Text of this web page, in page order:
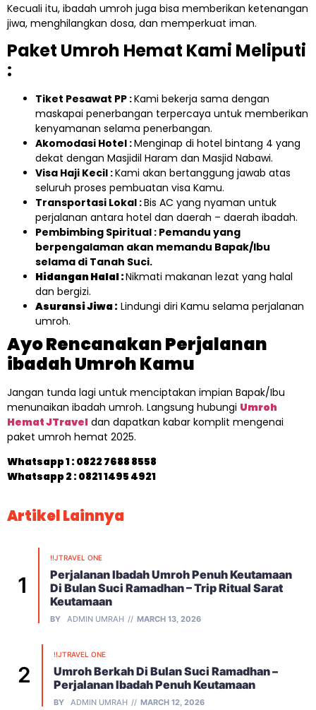
Kecuali itu, ibadah umroh juga bisa memberikan ketenangan
jiwa, menghilangkan dosa, dan memperkuat iman.
Paket Umroh Hemat Kami Meliputi
:
Tiket Pesawat PP :Kami bekerja sama dengan
maskapai penerbangan terpercaya untuk memberikan
kenyamanan selama penerbangan.
Akomodasi Hotel :Menginap di hotel bintang 4 yang
dekat dengan Masjidil Haram dan Masjid Nabawi.
Visa Haji Kecil :Kami akan bertanggung jawab atas
seluruh proses pembuatan visa Kamu.
Transportasi Lokal :Bis AC yang nyaman untuk
perjalanan antara hotel dan daerah – daerah ibadah.
Pembimbing Spiritual : Pemandu yang
berpengalaman akan memandu Bapak/Ibu
selama di Tanah Suci.
Hidangan Halal :Nikmati makanan lezat yang halal
dan bergizi.
Asuransi Jiwa : Lindungi diri Kamu selama perjalanan
umroh.
Ayo Rencanakan Perjalanan
ibadah Umroh Kamu
Jangan tunda lagi untuk menciptakan impian Bapak/Ibu
menunaikan ibadah umroh. Langsung hubungi Umroh
Hemat JTravel dan dapatkan kabar komplit mengenai
paket umroh hemat 2025.
Whatsapp 1 :0822 7688 8558
Whatsapp 2 : 0821 1495 4921
Artikel Lainnya
!!JTRAVEL ONE
Perjalanan Ibadah Umroh Penuh Keutamaan
Di Bulan Suci Ramadhan – Trip Ritual Sarat
Keutamaan
BY ADMIN UMRAH MARCH 13, 2026
!!JTRAVEL ONE
Umroh Berkah Di Bulan Suci Ramadhan –
Perjalanan Ibadah Penuh Keutamaan
BY ADMIN UMRAH MARCH 12, 2026